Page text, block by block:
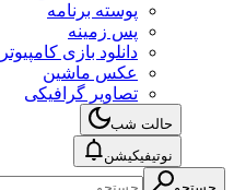
پوسته برنامه
پس زمینه
دانلود بازی کامپیوتر
عکس ماشین
تصاویر گرافیکی
حالت شب
نوتیفیکیشن